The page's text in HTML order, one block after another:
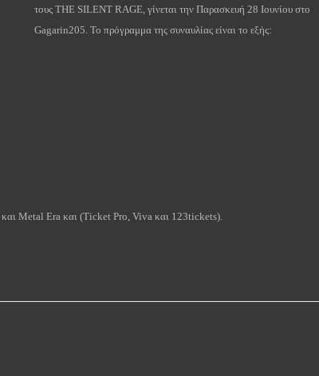
τους THE SILENT RAGE, γίνεται την Παρασκευή 28 Ιουνίου στο
Gagarin205. Το πρόγραμμα της συναυλίας είναι το εξής:
και Metal Era και (Ticket Pro, Viva και 123tickets).